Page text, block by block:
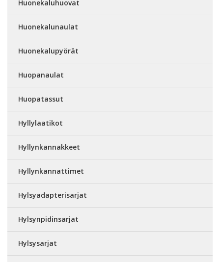
Huonekaluhuovat
Huonekalunaulat
Huonekalupyörät
Huopanaulat
Huopatassut
Hyllylaatikot
Hyllynkannakkeet
Hyllynkannattimet
Hylsyadapterisarjat
Hylsynpidinsarjat
Hylsysarjat